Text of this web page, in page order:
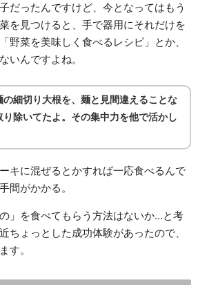
だったんですけど、今となってはもう
を見つけると、手で器用にそれだけを
野菜を美味しく食べるレシピ」とか、
いんですよね。
の細切り大根を、麺と見間違えることな
り除いてたよ。その集中力を他で活かし
キに混ぜるとかすれば一応食べるんで
間がかかる。
」を食べてもらう方法はないか…と考
ちょっとした成功体験があったので、
す。